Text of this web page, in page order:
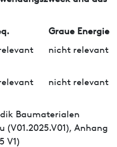
Graue Energie
nicht relevant
nicht relevant
Baumaterialen
(V01.2025.V01), Anhang
V1)